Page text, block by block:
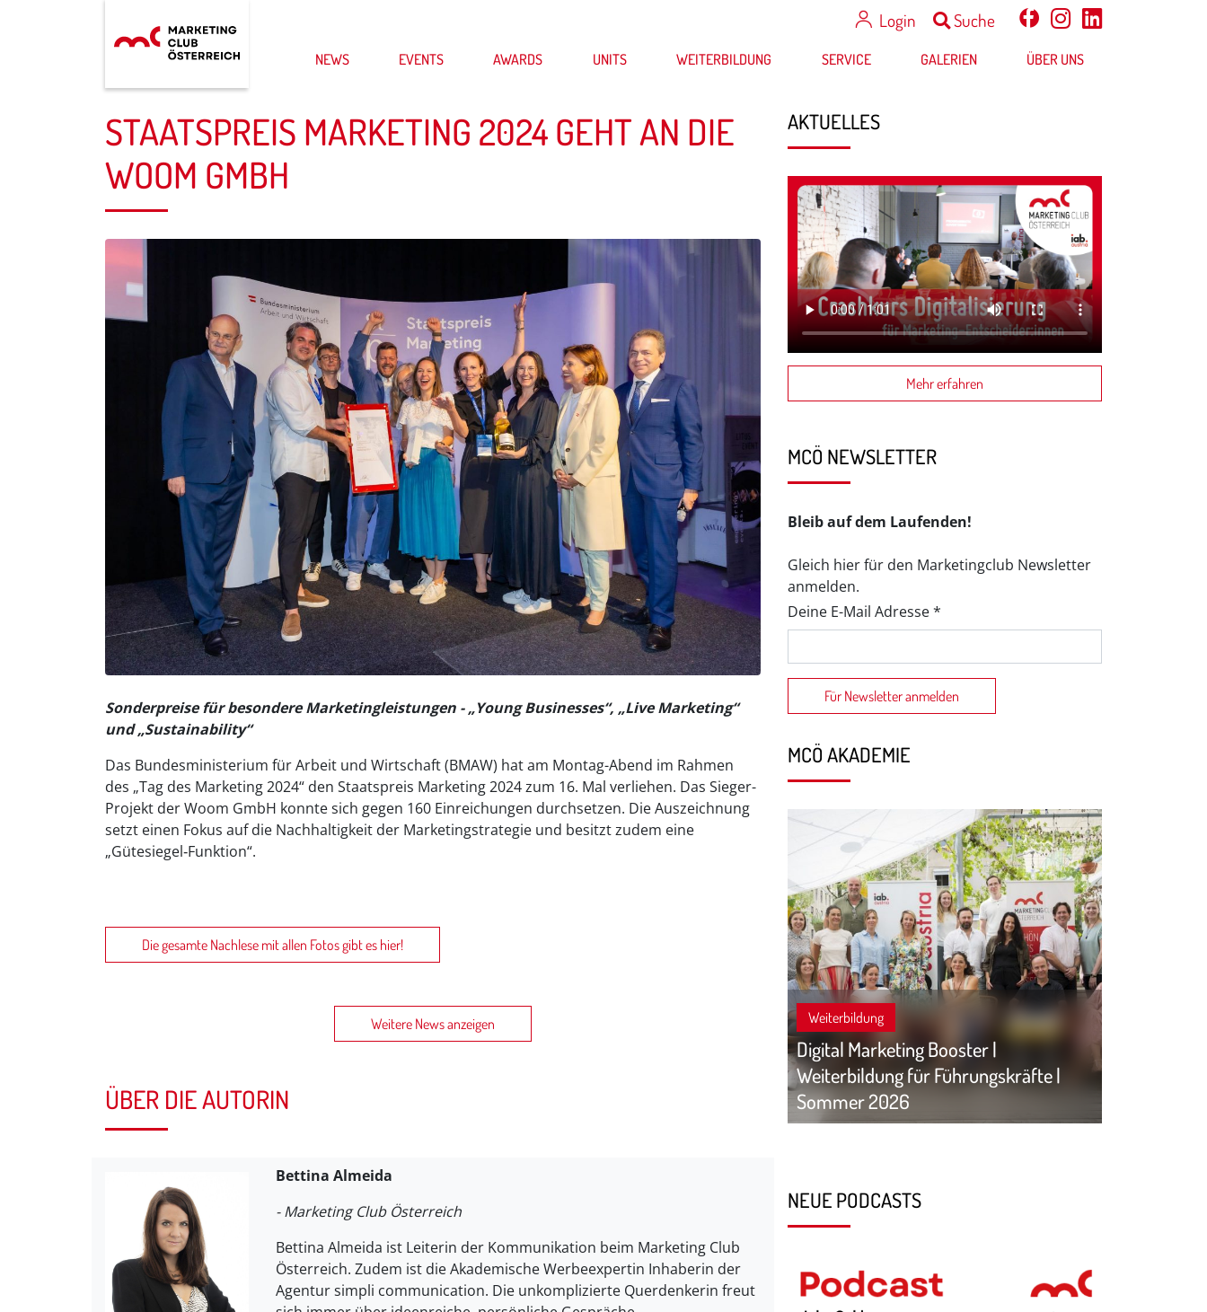
Login Suche
NEWS EVENTS AWARDS UNITS WEITERBILDUNG SERVICE GALERIEN ÜBER UNS
STAATSPREIS MARKETING 2024 GEHT AN DIE
WOOM GMBH
Sonderpreise für besondere Marketingleistungen - „Young Businesses“, „Live Marketing“
und „Sustainability“
Das Bundesministerium für Arbeit und Wirtschaft (BMAW) hat am Montag-Abend im Rahmen
des „Tag des Marketing 2024“ den Staatspreis Marketing 2024 zum 16. Mal verliehen. Das Sieger-
Projekt der Woom GmbH konnte sich gegen 160 Einreichungen durchsetzen. Die Auszeichnung
setzt einen Fokus auf die Nachhaltigkeit der Marketingstrategie und besitzt zudem eine
„Gütesiegel‐Funktion“.
Die gesamte Nachlese mit allen Fotos gibt es hier!
Weitere News anzeigen
ÜBER DIE AUTORIN
Bettina Almeida
- Marketing Club Österreich
Bettina Almeida ist Leiterin der Kommunikation beim Marketing Club
Österreich. Zudem ist die Akademische Werbeexpertin Inhaberin der
Agentur simpli communication. Die unkomplizierte Querdenkerin freut
AKTUELLES
Mehr erfahren
MCÖ NEWSLETTER
Bleib auf dem Laufenden!
Gleich hier für den Marketingclub Newsletter
anmelden.
Deine E-Mail Adresse *
MCÖ AKADEMIE
Weiterbildung
Digital Marketing Booster |
Weiterbildung für Führungskräfte |
Sommer 2026
NEUE PODCASTS